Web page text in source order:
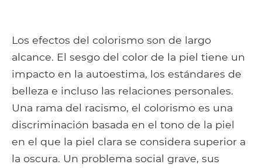
Los efectos del colorismo son de largo
alcance. El sesgo del color de la piel tiene un
impacto en la autoestima, los estándares de
belleza e incluso las relaciones personales.
Una rama del racismo, el colorismo es una
discriminación basada en el tono de la piel
en el que la piel clara se considera superior a
la oscura. Un problema social grave, sus